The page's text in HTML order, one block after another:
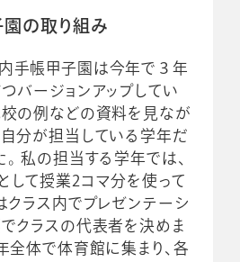
の取り組み
手帳甲子園は今年で３年
バージョンアップしてい
校の例などの資料を見なが
自分が担当している学年だ
私の担当する学年では、
して授業2コマ分を使って
クラス内でプレゼンテーシ
でクラスの代表者を決めま
全体で体育館に集まり、各